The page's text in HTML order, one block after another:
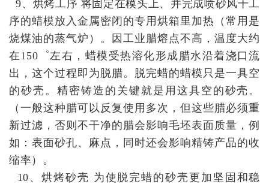
9、烘烤工序 将固定在模头上、并完成喷砂风干工
序的蜡模放入金属密闭的专用烘箱里加热（常用是
烧煤油的蒸气炉）。因工业腊熔点不高，温度大约
在150゜左右，蜡模受热溶化形成腊水沿着浇口流
出，这个过程即为脱腊。脱完蜡的蜡模只是一具空
的砂壳。精密铸造的关键就是用这具空的砂壳。
（一般这种腊可以反复使用多次，但这些腊必须重
新过滤，否则不干净的腊会影响毛坯表面质量，例
如：表面砂孔、麻点，同时还会影响精铸产品的收
缩率）。
10、烘烤砂壳 为使脱完蜡的砂壳更加坚固和稳